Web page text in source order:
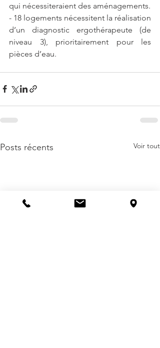
qui nécessiteraient des aménagements.
- 18 logements nécessitent la réalisation
d’un diagnostic ergothérapeute (de
niveau 3), prioritairement pour les
pièces d’eau.
Posts récents Voir tout